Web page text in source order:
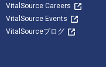
VitalSource Careers
VitalSource Events
VitalSourceブログ